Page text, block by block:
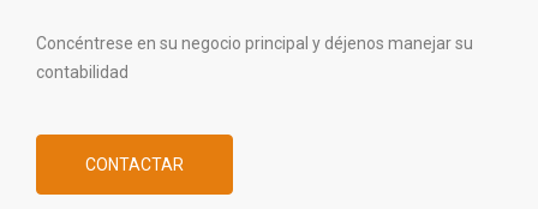
Concéntrese en su negocio principal y déjenos manejar su
contabilidad
CONTACTAR